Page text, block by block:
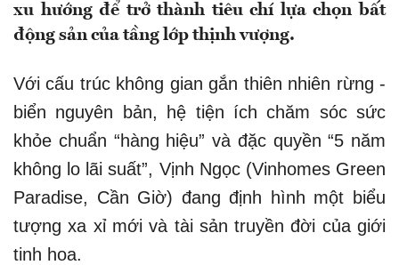
xu hướng để trở thành tiêu chí lựa chọn bất
động sản của tầng lớp thịnh vượng.
Với cấu trúc không gian gắn thiên nhiên rừng -
biển nguyên bản, hệ tiện ích chăm sóc sức
khỏe chuẩn “hàng hiệu” và đặc quyền “5 năm
không lo lãi suất”, Vịnh Ngọc (Vinhomes Green
Paradise, Cần Giờ) đang định hình một biểu
tượng xa xỉ mới và tài sản truyền đời của giới
tinh hoa.